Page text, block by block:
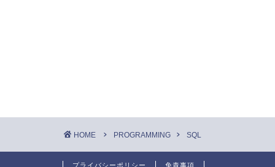
HOME PROGRAMMING SQL
プライバシーポリシー 免責事項